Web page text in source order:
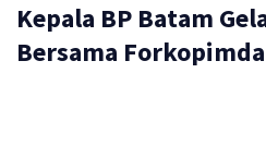
Kepala BP Batam
Bersama